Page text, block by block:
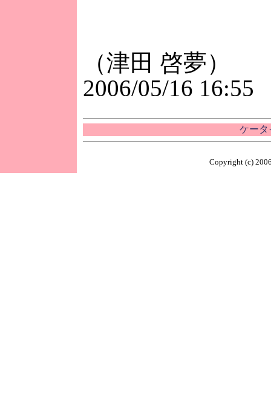
（津田 啓夢）
2006/05/16 16:55
ケータ
Copyright (c)